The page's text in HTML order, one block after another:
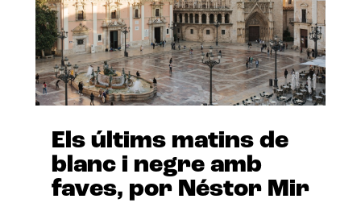
Els últims matins de
blanc i negre amb
faves, por Néstor Mir